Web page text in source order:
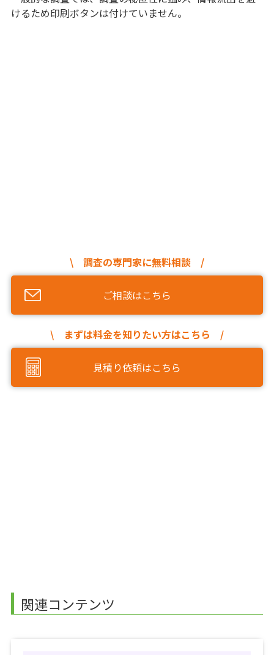
けるため印刷ボタンは付けていません。
\ 調査の専門家に無料相談 /
ご相談はこちら
\ まずは料金を知りたい方はこちら /
見積り依頼はこちら
関連コンテンツ